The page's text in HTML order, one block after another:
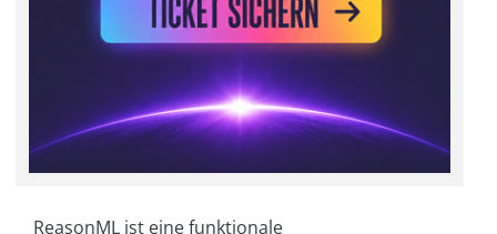
ReasonML ist eine funktionale